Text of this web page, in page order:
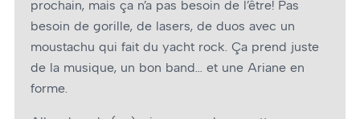
prochain, mais ça n’a pas besoin de l’être! Pas
besoin de gorille, de lasers, de duos avec un
moustachu qui fait du yacht rock. Ça prend juste
de la musique, un bon band… et une Ariane en
forme.